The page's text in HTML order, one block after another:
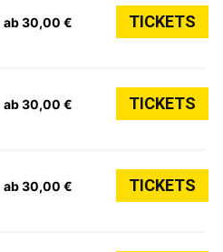
ab 30,00 € TICKETS
ab 30,00 € TICKETS
ab 30,00 € TICKETS